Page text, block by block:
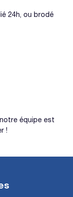
24h, ou brodé
équipe est
!